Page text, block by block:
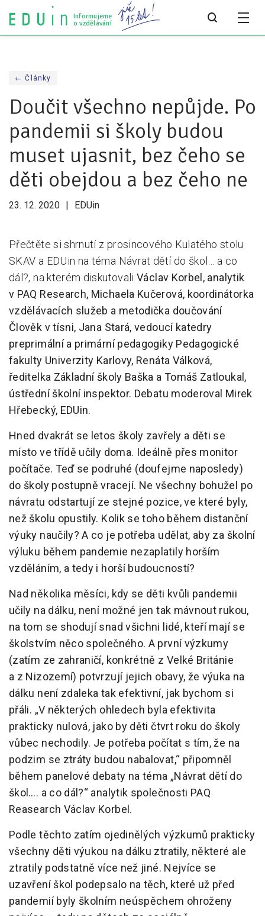
Informujeme
o vzdělávání
Všechny články
Všechny články
Týdeník bEDUin
Analýzy
Audit vzdělávacího systému
Všechny analýzy
Tiskové zprávy
Pro média
Pro zřizovatele
Konference Lepší škola
Kápézetka - průvodce pro zřizovatele
Klub zřizovatelů
O nás
O nás
Kontakty
← Články
Doučit všechno nepůjde. Po
pandemii si školy budou
muset ujasnit, bez čeho se
děti obejdou a bez čeho ne
23. 12. 2020 EDUin
Přečtěte si shrnutí z prosincového Kulatého stolu
SKAV a EDUin na téma Návrat dětí do škol… a co
dál?, na kterém diskutovaliVáclav Korbel, analytik
v PAQ Research, Michaela Kučerová, koordinátorka
vzdělávacích služeb a metodička doučování
Člověk v tísni, Jana Stará, vedoucí katedry
preprimální a primární pedagogiky Pedagogické
fakulty Univerzity Karlovy, Renáta Válková,
ředitelka Základní školy Baška a Tomáš Zatloukal,
ústřední školní inspektor. Debatu moderoval Mirek
Hřebecký, EDUin.
Hned dvakrát se letos školy zavřely a děti se
místo ve třídě učily doma. Ideálně přes monitor
počítače. Teď se podruhé (doufejme naposledy)
do školy postupně vracejí. Ne všechny bohužel po
návratu odstartují ze stejné pozice, ve které byly,
než školu opustily. Kolik se toho během distanční
výuky naučily? A co je potřeba udělat, aby za školní
výluku během pandemie nezaplatily horším
vzděláním, a tedy i horší budoucností?
Nad několika měsíci, kdy se děti kvůli pandemii
učily na dálku, není možné jen tak mávnout rukou,
na tom se shodují snad všichni lidé, kteří mají se
školstvím něco společného. A první výzkumy
(zatím ze zahraničí, konkrétně z Velké Británie
a z Nizozemí) potvrzují jejich obavy, že výuka na
dálku není zdaleka tak efektivní, jak bychom si
přáli. „V některých ohledech byla efektivita
prakticky nulová, jako by děti čtvrt roku do školy
vůbec nechodily. Je potřeba počítat s tím, že na
podzim se ztráty budou nabalovat,“ připomněl
během panelové debaty na téma „Návrat dětí do
škol…. a co dál?“ analytik společnosti PAQ
Reasearch Václav Korbel.
Podle těchto zatím ojedinělých výzkumů prakticky
všechny děti výukou na dálku ztratily, některé ale
ztratily podstatně více než jiné. Nejvíce se
uzavření škol podepsalo na těch, které už před
pandemií byly školním neúspěchem ohroženy